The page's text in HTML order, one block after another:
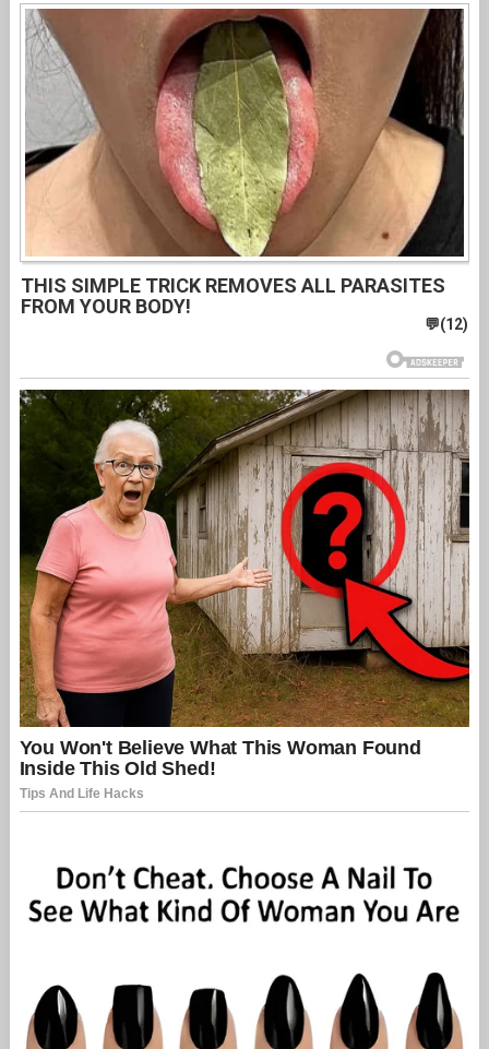
THIS SIMPLE TRICK REMOVES ALL PARASITES
FROM YOUR BODY!